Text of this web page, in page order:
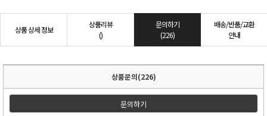
상품 상세 정보
상품리뷰
()
문의하기
(226)
배송/반품/교환
안내
상품문의(226)
문의하기